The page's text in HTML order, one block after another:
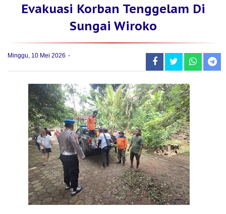
Evakuasi Korban Tenggelam Di
Sungai Wiroko
Minggu, 10 Mei 2026